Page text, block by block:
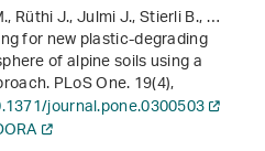
Rüthi J., Julmi J., Stierli B., …
for new plastic-degrading
of alpine soils using a
PLoS One.19(4),
journal.pone.0300503